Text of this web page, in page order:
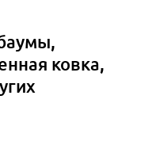
ковка,